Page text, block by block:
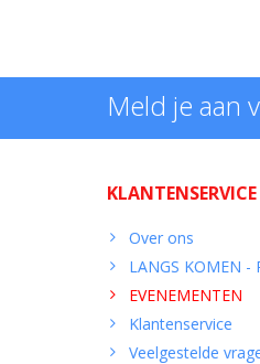
Meld je aan
KLANTENSERVICE
Over ons
LANGS KOMEN -
EVENEMENTEN
Klantenservice
Veelgestelde